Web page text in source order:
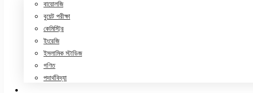
বায়োলজি
বুয়েট পরীক্ষা
কেমিস্ট্রি
ইংরেজি
ইসলামিক স্টাডিজ
গণিত
পদার্থবিদ্যা